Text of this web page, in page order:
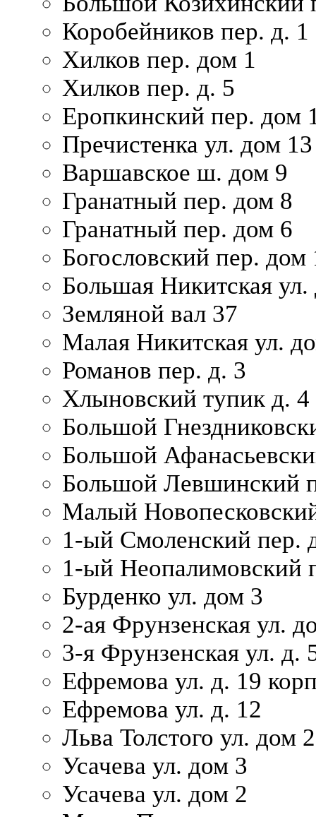
Коробейников пер. д. 1
Хилков пер. дом 1
Хилков пер. д. 5
Еропкинский пер. дом
Пречистенка ул. дом 13
Варшавское ш. дом 9
Гранатный пер. дом 8
Гранатный пер. дом 6
Богословский пер.
Большая Никитская
Земляной вал 37
Малая Никитская ул.
Романов пер. д. 3
Хлыновский тупик д. 4
Большой
Большой
Большой Левшинский
Малый
1-ый Смоленский пер.
1-ый Неопалимовский
Бурденко ул. дом 3
2-ая Фрунзенская ул.
3-я Фрунзенская ул. д.
Ефремова ул. д. 19
Ефремова ул. д. 12
Льва Толстого ул. дом
Усачева ул. дом 3
Усачева ул. дом 2